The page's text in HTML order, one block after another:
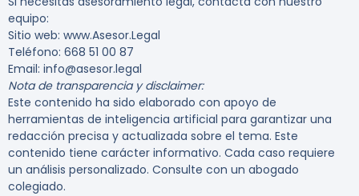
equipo:
Sitio web: www.Asesor.Legal
Teléfono: 668 51 00 87
Email: info@asesor.legal
Nota de transparencia y disclaimer:
Este contenido ha sido elaborado con apoyo de
herramientas de inteligencia artificial para garantizar una
redacción precisa y actualizada sobre el tema. Este
contenido tiene carácter informativo. Cada caso requiere
un análisis personalizado. Consulte con un abogado
colegiado.